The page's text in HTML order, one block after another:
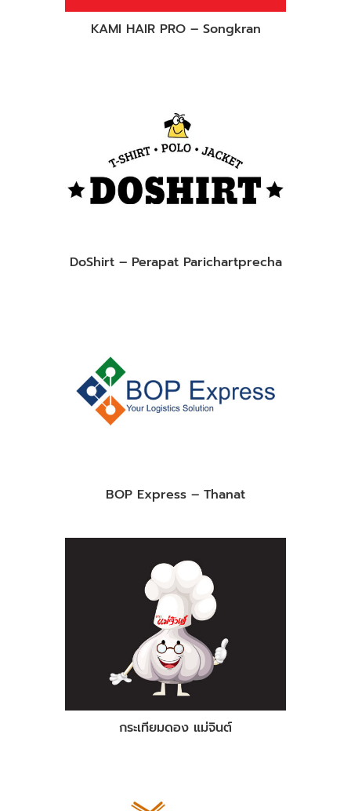
KAMI HAIR PRO – Songkran
DoShirt – Perapat Parichartprecha
BOP Express – Thanat
กระเทียมดอง แม่จินต์